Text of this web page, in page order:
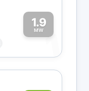
1.9
MW1